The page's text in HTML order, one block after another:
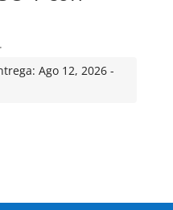
Ago 12, 2026 -